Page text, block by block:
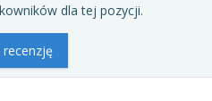
dla tej pozycji.